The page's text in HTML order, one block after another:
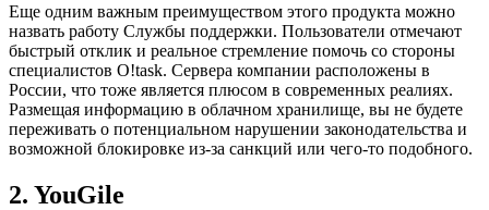
Еще одним важным преимуществом этого продукта можно
назвать работу Службы поддержки. Пользователи отмечают
быстрый отклик и реальное стремление помочь со стороны
специалистов O!task. Сервера компании расположены в
России, что тоже является плюсом в современных реалиях.
Размещая информацию в облачном хранилище, вы не будете
переживать о потенциальном нарушении законодательства и
возможной блокировке из-за санкций или чего-то подобного.
2. YouGile